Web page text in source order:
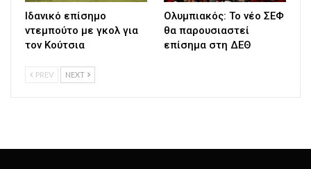
Ιδανικό επίσημο
ντεμπούτο με γκολ για
τον Κούτσια
Ολυμπιακός: Το νέο ΣΕΦ
θα παρουσιαστεί
επίσημα στη ΔΕΘ
PREV NEXT